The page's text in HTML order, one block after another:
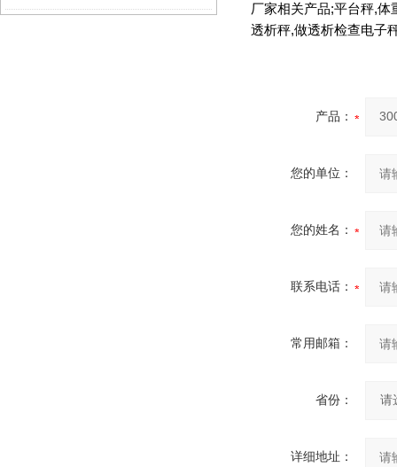
厂家相关产品;平台秤,体
透析秤,做透析检查电子
产品：
您的单位：
您的姓名：
联系电话：
常用邮箱：
省份：
详细地址：